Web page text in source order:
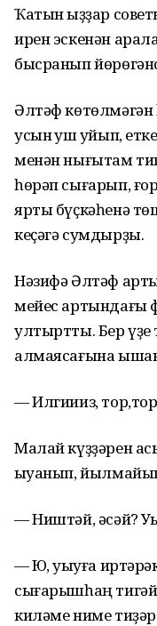
Ҡатын ҡыҙҙар
ирен эскенән
бысранып
Әлтәф көтөлмәгән
усын ҡуш ҡуйып,
менән нығытам
һөрәп сығарып,
ярты бүҫкәһенә
кеҫәгә сумдырҙы.
Нәзифә Әлтәф
мейес артындағы
ултыртты. Бер
алмаясағына
— Илгиииз,
Малай күҙҙәрен
ҡыуанып, йылмайып
— Ништәй, әсәй?
— Юҡ, уҡыуға
сығарышһаң
киләме ниме тиҙәр